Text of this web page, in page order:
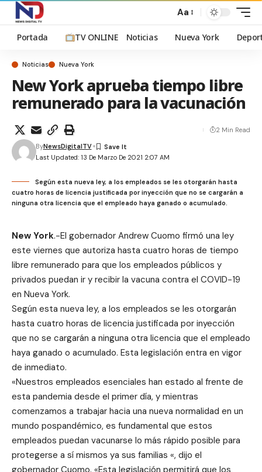
Aa
Portada TV ONLINE Noticias Nueva York
Noticias Nueva York
New York aprueba tiempo libre
remunerado para la vacunación
Last Updated: 13 De Marzo De 2021 2:07 AM
ByNewsDigitalTV
2 Min Read
Según esta nueva ley, a los empleados se les otorgarán hasta
cuatro horas de licencia justificada por inyección que no se cargarán a
ninguna otra licencia que el empleado haya ganado o acumulado.
New York.-El gobernador Andrew Cuomo firmó una ley
este viernes que autoriza hasta cuatro horas de tiempo
libre remunerado para que los empleados públicos y
privados puedan ir y recibir la vacuna contra el COVID-19
en Nueva York.
Según esta nueva ley, a los empleados se les otorgarán
hasta cuatro horas de licencia justificada por inyección
que no se cargarán a ninguna otra licencia que el empleado
haya ganado o acumulado. Esta legislación entra en vigor
de inmediato.
«Nuestros empleados esenciales han estado al frente de
esta pandemia desde el primer día, y mientras
comenzamos a trabajar hacia una nueva normalidad en un
mundo pospandémico, es fundamental que estos
empleados puedan vacunarse lo más rápido posible para
protegerse a sí mismos ya sus familias «, dijo el
gobernador Cuomo. «Esta legislación permitirá que los